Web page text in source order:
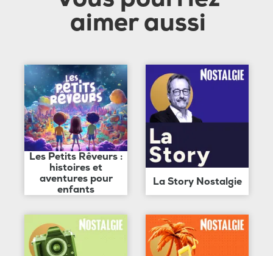
aimer aussi
Les Petits Rêveurs :
histoires et
aventures pour
enfants
La Story Nostalgie